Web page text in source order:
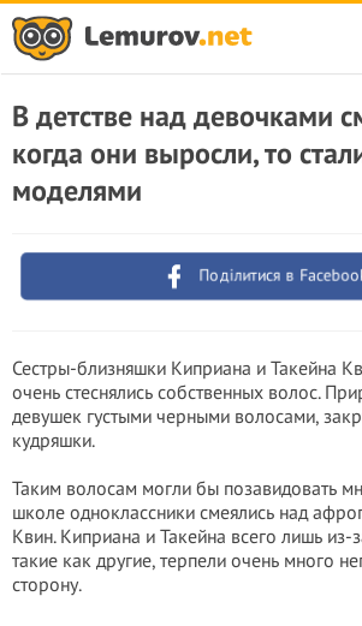
В детстве над девочками
когда они выросли, то
моделями
Поділитися в
Сестры-близняшки Киприана и Такейна
очень стеснялись собственных волос.
девушек густыми черными волосами,
кудряшки.
Таким волосам могли бы позавидовать
школе одноклассники смеялись над
Квин. Киприана и Такейна всего лишь из-
такие как другие, терпели очень много
сторону.